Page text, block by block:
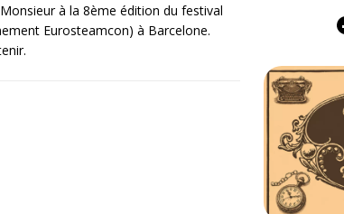
à la 8ème édition du festival
Eurosteamcon) à Barcelone.